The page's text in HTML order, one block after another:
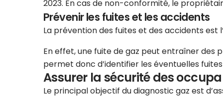
2023. En cas de non-conformité, le
Prévenir les fuites et les accidents
La prévention des fuites et des accidents est
En effet, une fuite de gaz peut entraîner des
permet donc d’identifier les éventuelles
Assurer la sécurité des
Le principal objectif du diagnostic gaz est